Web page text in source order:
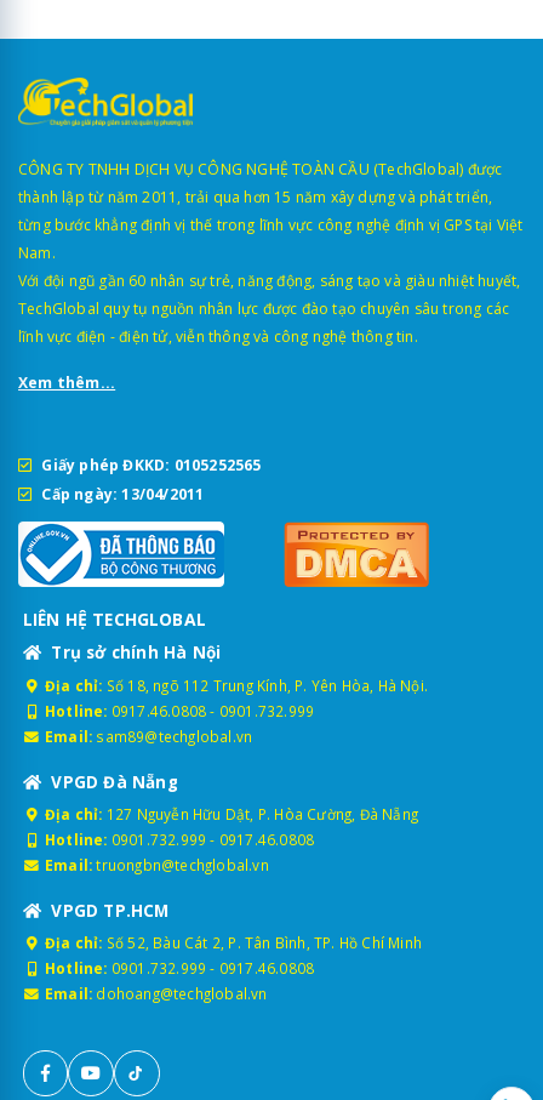
CÔNG TY TNHH DỊCH VỤ CÔNG NGHỆ TOÀN CẦU (TechGlobal) được
thành lập từ năm 2011, trải qua hơn 15 năm xây dựng và phát triển,
từng bước khẳng định vị thế trong lĩnh vực công nghệ định vị GPS tại Việt
Nam.
Với đội ngũ gần 60 nhân sự trẻ, năng động, sáng tạo và giàu nhiệt huyết,
TechGlobal quy tụ nguồn nhân lực được đào tạo chuyên sâu trong các
lĩnh vực điện - điện tử, viễn thông và công nghệ thông tin.
Xem thêm...
Giấy phép ĐKKD: 0105252565
Cấp ngày: 13/04/2011
LIÊN HỆ TECHGLOBAL
Trụ sở chính Hà Nội
Địa chỉ: Số 18, ngõ 112 Trung Kính, P. Yên Hòa, Hà Nội.
Hotline: 0917.46.0808- 0901.732.999
Email: sam89@techglobal.vn
VPGD Đà Nẵng
Địa chỉ: 127 Nguyễn Hữu Dật, P. Hòa Cường, Đà Nẵng
Hotline: 0901.732.999 - 0917.46.0808
Email: truongbn@techglobal.vn
VPGD TP.HCM
Địa chỉ: Số 52, Bàu Cát 2, P. Tân Bình, TP. Hồ Chí Minh
Hotline: 0901.732.999 - 0917.46.0808
Email: dohoang@techglobal.vn